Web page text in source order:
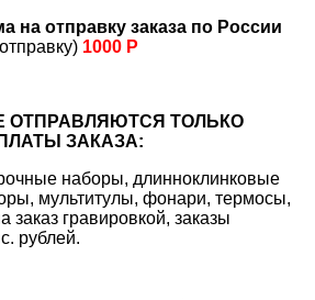
на отправку заказа по России
1000 Р
ОТПРАВЛЯЮТСЯ ТОЛЬКО
ЗАКАЗА:
наборы, длинноклинковые
мультитулы, фонари, термосы,
заказ гравировкой, заказы
рублей.